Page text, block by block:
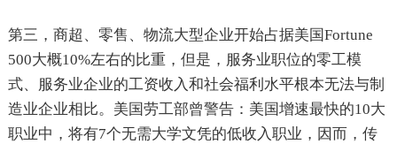
第三，商超、零售、物流大型企业开始占据美国Fortune
500大概10%左右的比重，但是，服务业职位的零工模
式、服务业企业的工资收入和社会福利水平根本无法与制
造业企业相比。美国劳工部曾警告：美国增速最快的10大
职业中，将有7个无需大学文凭的低收入职业，因而，传